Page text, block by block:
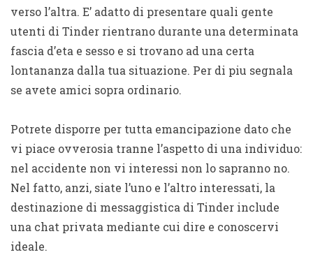
verso l’altra. E’ adatto di presentare quali gente
utenti di Tinder rientrano durante una determinata
fascia d’eta e sesso e si trovano ad una certa
lontananza dalla tua situazione. Per di piu segnala
se avete amici sopra ordinario.
Potrete disporre per tutta emancipazione dato che
vi piace ovverosia tranne l’aspetto di una individuo:
nel accidente non vi interessi non lo sapranno no.
Nel fatto, anzi, siate l’uno e l’altro interessati, la
destinazione di messaggistica di Tinder include
una chat privata mediante cui dire e conoscervi
ideale.